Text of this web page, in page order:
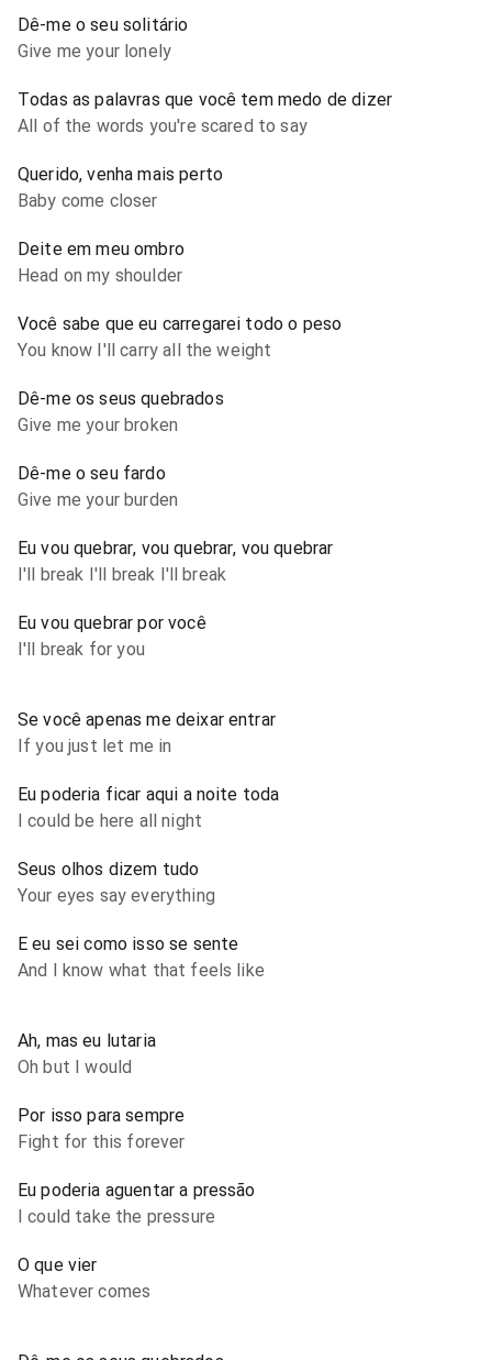
Dê-me o seu solitário
Give me your lonely
Todas as palavras que você tem medo de dizer
All of the words you're scared to say
Querido, venha mais perto
Baby come closer
Deite em meu ombro
Head on my shoulder
Você sabe que eu carregarei todo o peso
You know I'll carry all the weight
Dê-me os seus quebrados
Give me your broken
Dê-me o seu fardo
Give me your burden
Eu vou quebrar, vou quebrar, vou quebrar
I'll break I'll break I'll break
Eu vou quebrar por você
I'll break for you
Se você apenas me deixar entrar
If you just let me in
Eu poderia ficar aqui a noite toda
I could be here all night
Seus olhos dizem tudo
Your eyes say everything
E eu sei como isso se sente
And I know what that feels like
Ah, mas eu lutaria
Oh but I would
Por isso para sempre
Fight for this forever
Eu poderia aguentar a pressão
I could take the pressure
O que vier
Whatever comes